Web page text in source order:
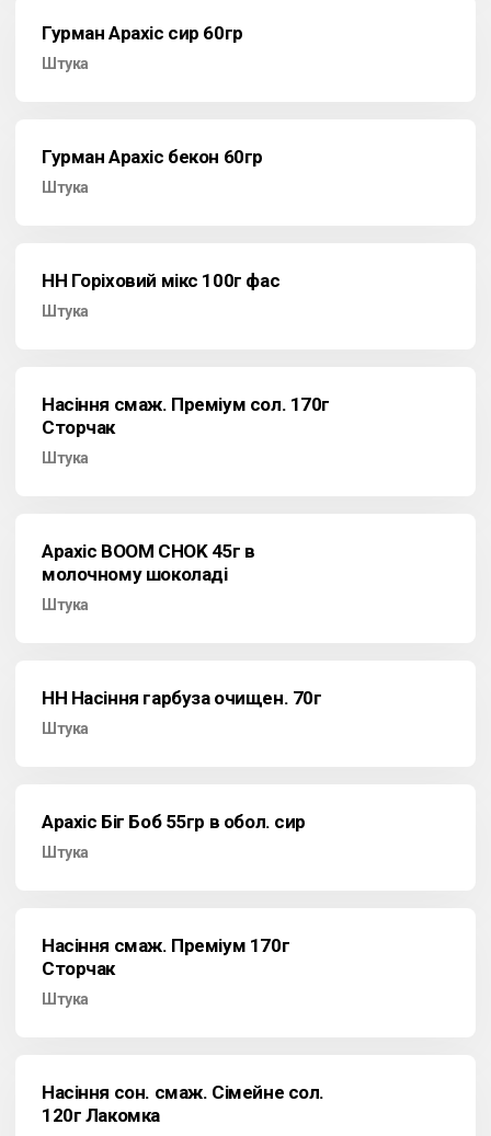
Гурман Арахіс сир 60гр
Штука
Гурман Арахіс бекон 60гр
Штука
НН Горіховий мікс 100г фас
Штука
Насіння смаж. Преміум сол. 170г
Сторчак
Штука
Арахіс BOOM CHOK 45г в
молочному шоколаді
Штука
НН Насіння гарбуза очищен. 70г
Штука
Арахіс Біг Боб 55гр в обол. сир
Штука
Насіння смаж. Преміум 170г
Сторчак
Штука
Насіння сон. смаж. Сімейне сол.
120г Лакомка